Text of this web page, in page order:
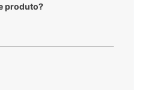
produto?